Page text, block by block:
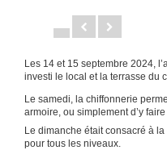
Les 14 et 15 septembre 2024,
investi le local et la terrasse du
Le samedi, la chiffonnerie
armoire, ou simplement d’y
Le dimanche était consacré à
pour tous les niveaux.